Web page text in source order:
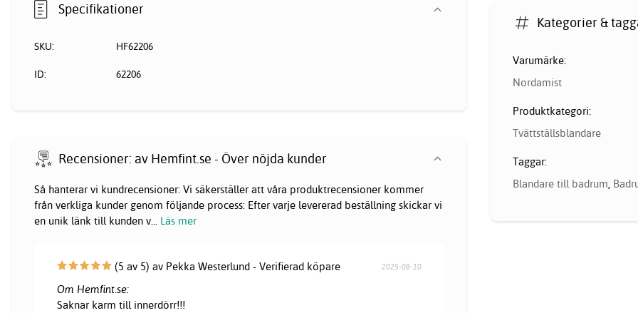
Specifikationer
SKU: HF62206
ID: 62206
Kategorier &
Varumärke:
Nordamist
Produktkategori:
Tvättställsblandare
Taggar:
Blandare till badrum
Recensioner: av Hemfint.se - Över nöjda kunder
Så hanterar vi kundrecensioner: Vi säkerställer att våra produktrecensioner kommer
från verkliga kunder genom följande process: Efter varje levererad beställning skickar vi
en unik länk till kunden v... Läs mer
(5 av 5) av Pekka Westerlund - Verifierad köpare 2025-08-10
Om Hemfint.se:
Saknar karm till innerdörr!!!